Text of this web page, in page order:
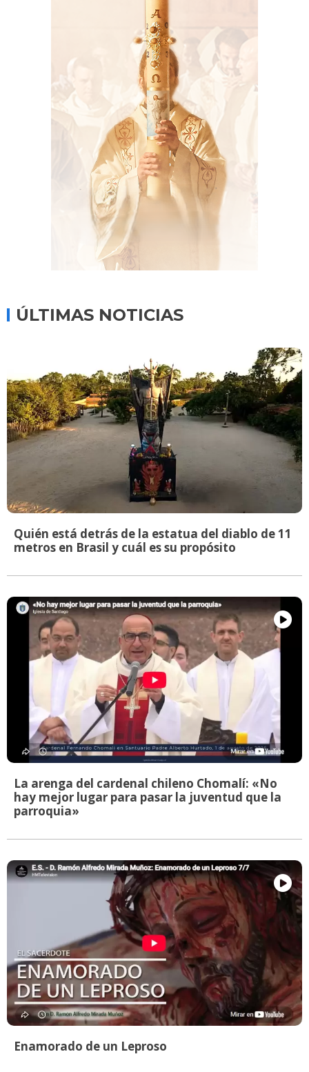
ÚLTIMAS NOTICIAS
Quién está detrás de la estatua del diablo de 11
metros en Brasil y cuál es su propósito
La arenga del cardenal chileno Chomalí: «No
hay mejor lugar para pasar la juventud que la
parroquia»
Enamorado de un Leproso